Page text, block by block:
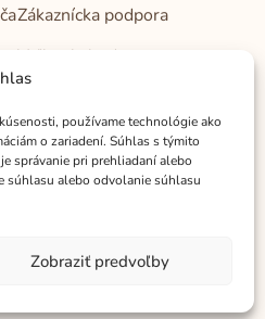
používame technológie ako
o zariadení. Súhlas s týmito
správanie pri prehliadaní alebo
súhlasu alebo odvolanie súhlasu
Zobraziť predvoľby
Zákaznícka podpora
Veľkoobchod